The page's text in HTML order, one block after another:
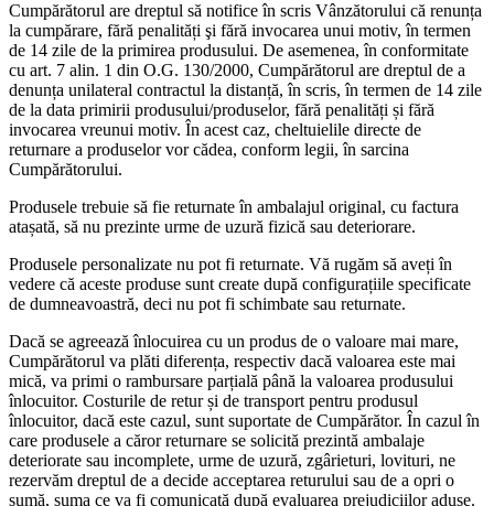
Cumpărătorul are dreptul să notifice în scris Vânzătorului că renunța
la cumpărare, fără penalități şi fără invocarea unui motiv, în termen
de 14 zile de la primirea produsului. De asemenea, în conformitate
cu art. 7 alin. 1 din O.G. 130/2000, Cumpărătorul are dreptul de a
denunța unilateral contractul la distanță, în scris, în termen de 14 zile
de la data primirii produsului/produselor, fără penalități și fără
invocarea vreunui motiv. În acest caz, cheltuielile directe de
returnare a produselor vor cădea, conform legii, în sarcina
Cumpărătorului.
Produsele trebuie să fie returnate în ambalajul original, cu factura
atașată, să nu prezinte urme de uzură fizică sau deteriorare.
Produsele personalizate nu pot fi returnate. Vă rugăm să aveți în
vedere că aceste produse sunt create după configurațiile specificate
de dumneavoastră, deci nu pot fi schimbate sau returnate.
Dacă se agreează înlocuirea cu un produs de o valoare mai mare,
Cumpărătorul va plăti diferența, respectiv dacă valoarea este mai
mică, va primi o rambursare parțială până la valoarea produsului
înlocuitor. Costurile de retur și de transport pentru produsul
înlocuitor, dacă este cazul, sunt suportate de Cumpărător. În cazul în
care produsele a căror returnare se solicită prezintă ambalaje
deteriorate sau incomplete, urme de uzură, zgârieturi, lovituri, ne
rezervăm dreptul de a decide acceptarea returului sau de a opri o
sumă, suma ce va fi comunicată după evaluarea prejudiciilor aduse.